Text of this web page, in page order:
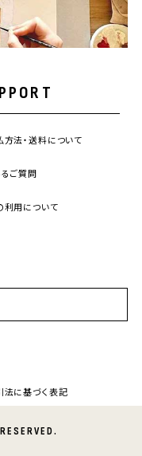
方法・送料について
ご質問
利用について
法に基づく表記